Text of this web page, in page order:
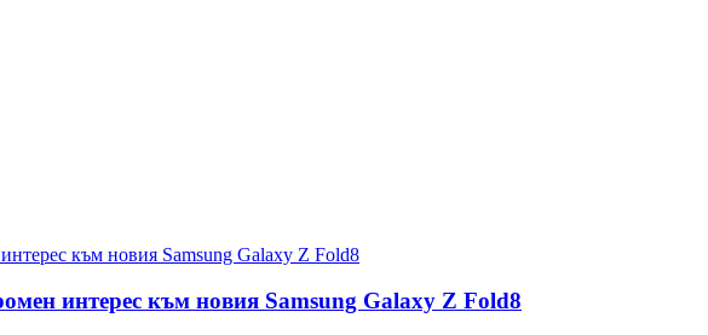
интерес към новия Samsung Galaxy Z Fold8